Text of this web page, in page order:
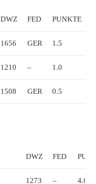
DWZ FED PUNKTE
1656 GER 1.5
1210 – 1.0
1508 GER 0.5
DWZ FED
1273 – 4.0